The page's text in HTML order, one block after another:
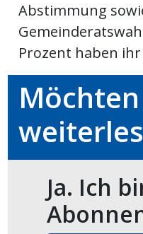
Auw:
offizielle
Mitteilungen
Abstimmung
Prozent haben
Möchten
Ja. Ich